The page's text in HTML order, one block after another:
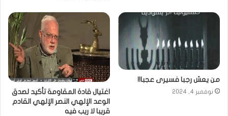
من يعش رجبا فسيرى عجبا!!
نوفمبر 4, 2024
اغتيال قادة المقاومة تأكيد لصدق
الوعد الإلهي النصر الإلهي القادم
قريبا لا ريب فيه